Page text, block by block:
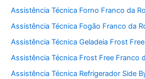
Assistência Técnica Forno Franco da
Assistência Técnica Fogão Franco da
Assistência Técnica Geladeia Frost
Assistência Técnica Frost Free Franco
Assistência Técnica Refrigerador Side